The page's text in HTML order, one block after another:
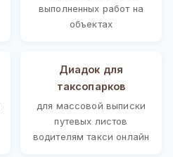
выполненных работ на
объектах
Диадок для
таксопарков
для массовой выписки
путевых листов
водителям такси онлайн